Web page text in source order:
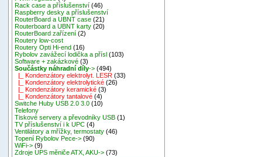
Rack case a příslušenství (46)
Raspberry desky a příslušenství
RouterBoard a UBNT case (21)
Routerboard a UBNT karty (20)
RouterBoard zařízení (2)
Routery low-cost
Routery Opti Hi-end (16)
Rybolov zavážecí lodička a přísl (103)
Software + zakázkové (3)
Součástky náhradní díly-> (494)
|_ Kondenzátory elektrolyt. LESR (33)
|_ Kondenzátory elektrolytické (26)
|_ Kondenzátory keramické (3)
|_ Kondenzátory tantalové (4)
Switche Huby USB 2.0 3.0 (10)
Telefony
Tiskové servery a převodníky USB (1)
TV příslušenství i k UPC (4)
Ventilátory a mřížky, termostaty (46)
Topení Rybolov Pece-> (90)
WiFi-> (9)
Zdroje UPS měniče ATX, AKU-> (73)